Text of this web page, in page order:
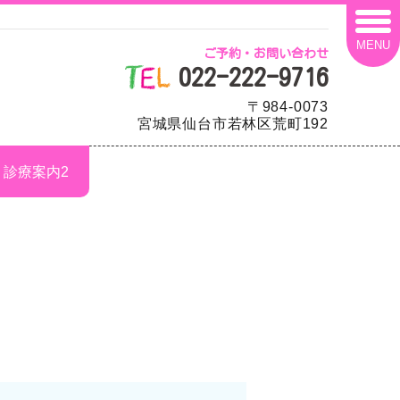
診療案内2
ご予約・お問い合わせ
022-222-9716
〒984-0073
宮城県仙台市若林区荒町192
MENU